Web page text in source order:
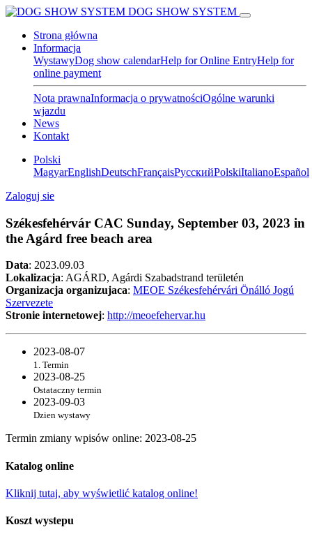
DOG SHOW SYSTEM
Strona główna
Informacja
WystawyDog show calendarHelp for Online EntryHelp for
online payment
Nota prawnaInformacja o prywatnościOgólne warunki
wjazdu
News
Kontakt
Polski
MagyarEnglishDeutschFrançaisPусскийPolskiItalianoEspañol
Zaloguj sie
Székesfehérvár CAC Sunday, September 03, 2023 in
the Agárd free beach area
Data: 2023.09.03
Lokalizacja: AGÁRD, Agárdi Szabadstrand területén
Organizacja organizujaca: MEOE Székesfehérvári Önálló Jogú
Szervezete
Stronie internetowej: http://meoefehervar.hu
2023-08-07
1. Termin
2023-08-25
Ostataczny termin
2023-09-03
Dzien wystawy
Termin zmiany wpisów online: 2023-08-25
Katalog online
Kliknij tutaj, aby wyświetlić katalog online!
Koszt wystepu